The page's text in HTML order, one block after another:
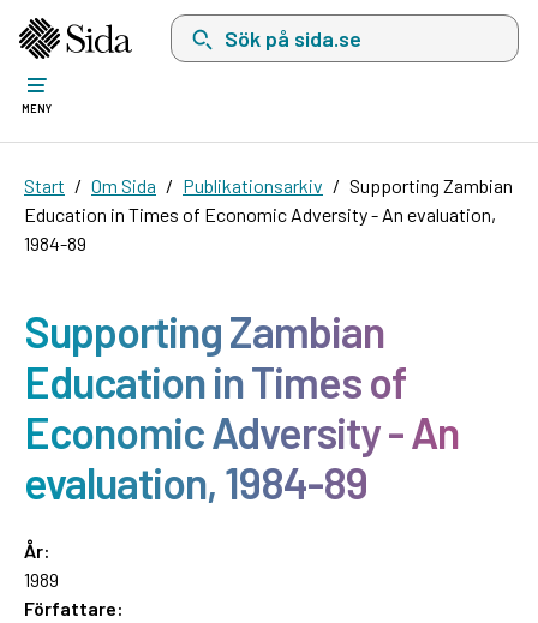
Sök på sida.se, sökförslag kommer att visas
MENY
Start Om Sida Publikationsarkiv
Supporting Zambian
Education in Times of Economic Adversity - An evaluation,
1984-89
Supporting Zambian
Education in Times of
Economic Adversity - An
evaluation, 1984-89
År:
1989
Författare: